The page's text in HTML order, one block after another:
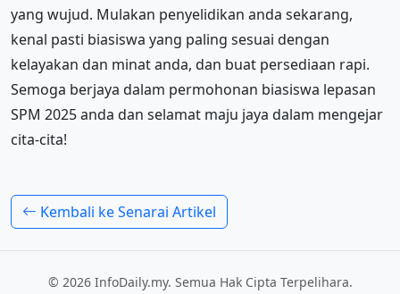
yang wujud. Mulakan penyelidikan anda sekarang,
kenal pasti biasiswa yang paling sesuai dengan
kelayakan dan minat anda, dan buat persediaan rapi.
Semoga berjaya dalam permohonan biasiswa lepasan
SPM 2025 anda dan selamat maju jaya dalam mengejar
cita-cita!
Kembali ke Senarai Artikel
© 2026 InfoDaily.my. Semua Hak Cipta Terpelihara.